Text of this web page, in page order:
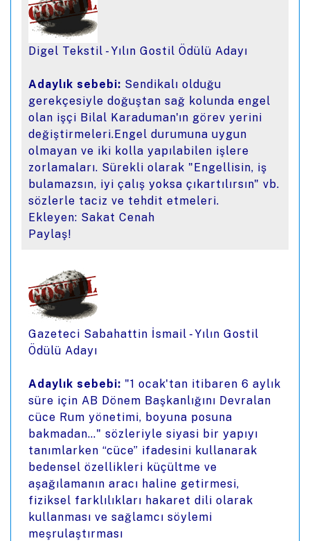
Digel Tekstil - Yılın Gostil Ödülü Adayı
Adaylık sebebi: Sendikalı olduğu
gerekçesiyle doğuştan sağ kolunda engel
olan işçi Bilal Karaduman'ın görev yerini
değiştirmeleri.Engel durumuna uygun
olmayan ve iki kolla yapılabilen işlere
zorlamaları. Sürekli olarak "Engellisin, iş
bulamazsın, iyi çalış yoksa çıkartılırsın" vb.
sözlerle taciz ve tehdit etmeleri.
Ekleyen: Sakat Cenah
Paylaş!
Gazeteci Sabahattin İsmail - Yılın Gostil
Ödülü Adayı
Adaylık sebebi: "1 ocak'tan itibaren 6 aylık
süre için AB Dönem Başkanlığını Devralan
cüce Rum yönetimi, boyuna posuna
bakmadan…" sözleriyle siyasi bir yapıyı
tanımlarken “cüce” ifadesini kullanarak
bedensel özellikleri küçültme ve
aşağılamanın aracı haline getirmesi,
fiziksel farklılıkları hakaret dili olarak
kullanması ve sağlamcı söylemi
meşrulaştırması